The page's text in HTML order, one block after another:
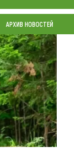
АРХИВ НОВОСТЕЙ